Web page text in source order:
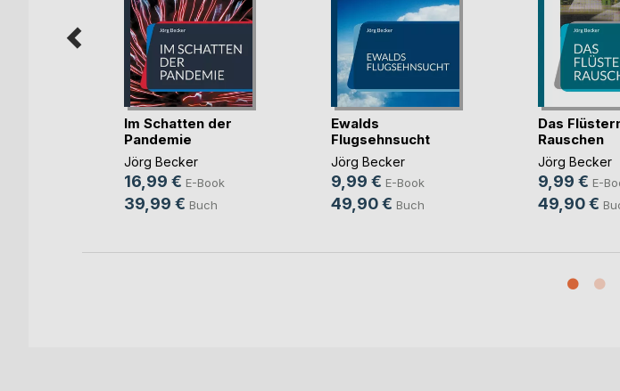
Im Schatten der
Pandemie
Jörg Becker
16,99 € E-Book
39,99 € Buch
Ewalds
Flugsehnsucht
Jörg Becker
9,99 € E-Book
49,90 € Buch
Das
Rauschen
Jörg Becker
9,99 € E-
49,90 €